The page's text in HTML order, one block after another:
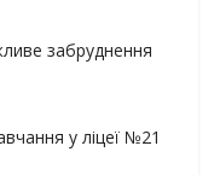
забруднення
у ліцеї №21